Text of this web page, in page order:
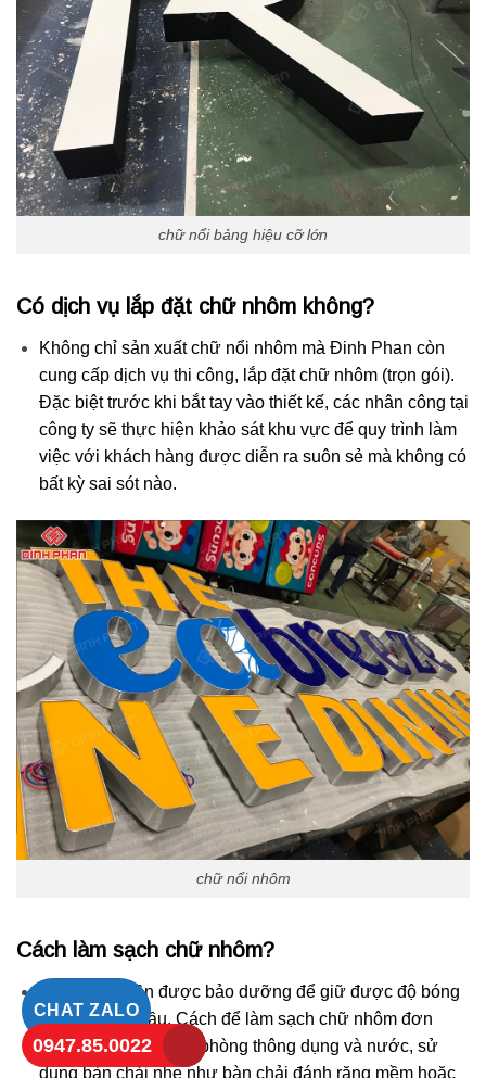
CHAT ZALO
0947.85.0022
chữ nổi bảng hiệu cỡ lớn
Có dịch vụ lắp đặt chữ nhôm không?
Không chỉ sản xuất chữ nổi nhôm mà Đinh Phan còn
cung cấp dịch vụ thi công, lắp đặt chữ nhôm (trọn gói).
Đặc biệt trước khi bắt tay vào thiết kế, các nhân công tại
công ty sẽ thực hiện khảo sát khu vực để quy trình làm
việc với khách hàng được diễn ra suôn sẻ mà không có
bất kỳ sai sót nào.
chữ nổi nhôm
Cách làm sạch chữ nhôm?
Chữ nhôm cần được bảo dưỡng để giữ được độ bóng
và sáng ban đầu. Cách để làm sạch chữ nhôm đơn
giản nhất là bằng xà phòng thông dụng và nước, sử
dụng bàn chải nhẹ như bàn chải đánh răng mềm hoặc